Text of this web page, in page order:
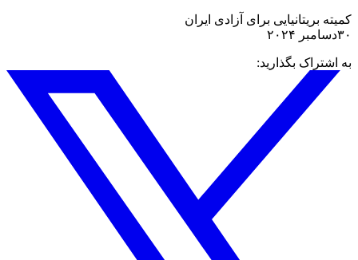
کمیته بریتانیایی برای آزادی ایران
۳۰دسامبر ۲۰۲۴
به اشتراک بگذارید: